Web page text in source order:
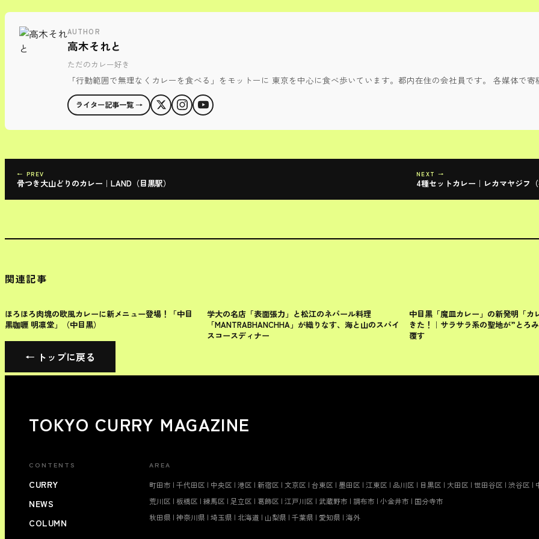
AUTHOR
高木それと
ただのカレー好き
「行動範囲で無理なくカレーを食べる」をモットーに 東京を中心に食べ歩いています。都内在住の会社員です。 各媒体で寄
ライター記事一覧 →
← PREV
骨つき大山どりのカレー｜LAND（目黒駅）
NEXT →
4種セットカレー｜レカマヤジフ（
関連記事
目黒区
ほろほろ肉塊の欧風カレーに新メニュー登場！「中目
黒咖喱 明凛堂」（中目黒）
目黒区
学大の名店「表面張力」と松江のネパール料理
「MANTRABHANCHHA」が織りなす、海と山のスパイ
スコースディナー
目黒区
中目黒「魔皿カレー」の新発明「カ
きた！｜サラサラ系の聖地が”とろ
覆す
← トップに戻る
TOKYO CURRY MAGAZINE
CONTENTS
CURRY
NEWS
COLUMN
AREA
町田市 | 千代田区 | 中央区 | 港区 | 新宿区 | 文京区 | 台東区 | 墨田区 | 江東区 | 品川区 | 目黒区 | 大田区 | 世田谷区 | 渋谷区 |
荒川区 | 板橋区 | 練馬区 | 足立区 | 葛飾区 | 江戸川区 | 武蔵野市 | 調布市 | 小金井市 | 国分寺市
秋田県 | 神奈川県 | 埼玉県 | 北海道 | 山梨県 | 千葉県 | 愛知県 | 海外